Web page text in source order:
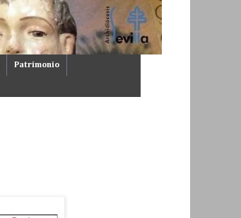
Patrimonio